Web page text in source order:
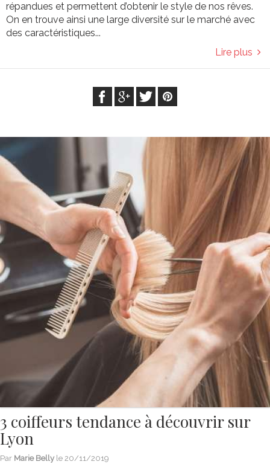
répandues et permettent d’obtenir le style de nos rêves.
On en trouve ainsi une large diversité sur le marché avec
des caractéristiques...
Lire plus
3 coiffeurs tendance à découvrir sur
Lyon
Par Marie Belly le 20/11/2019